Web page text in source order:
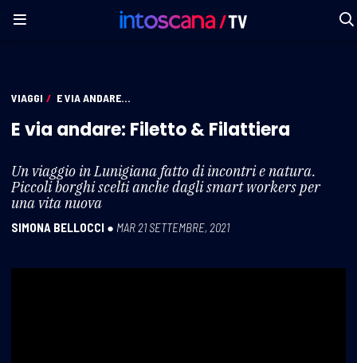
VIAGGI / E VIA ANDARE...
E via andare: Filetto & Filattiera
Un viaggio in Lunigiana fatto di incontri e natura.
Piccoli borghi scelti anche dagli smart workers per
una vita nuova
SIMONA BELLOCCI ● MAR 21 SETTEMBRE, 2021